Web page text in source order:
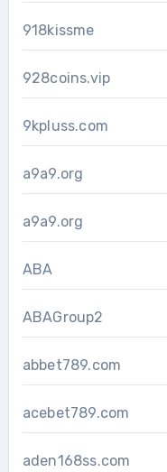
918kissme
928coins.vip
9kpluss.com
a9a9.org
a9a9.org
ABA
ABAGroup2
abbet789.com
acebet789.com
aden168ss.com